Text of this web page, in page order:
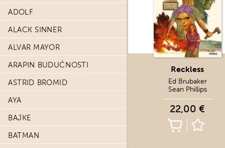
ADOLF
ALACK SINNER
ALVAR MAYOR
ARAPIN BUDUĆNOSTI
ASTRID BROMID
AYA
BAJKE
BATMAN
Reckless
Ed Brubaker
Sean Phillips
22,00 €